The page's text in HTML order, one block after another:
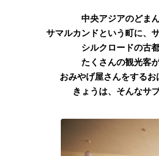
中央アジアのどま
サマルカンドという町に、
シルクロードの古
たくさんの観光客
おみやげ屋さんをする
きょうは、そんなサ